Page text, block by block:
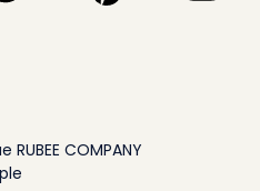
COMPANY